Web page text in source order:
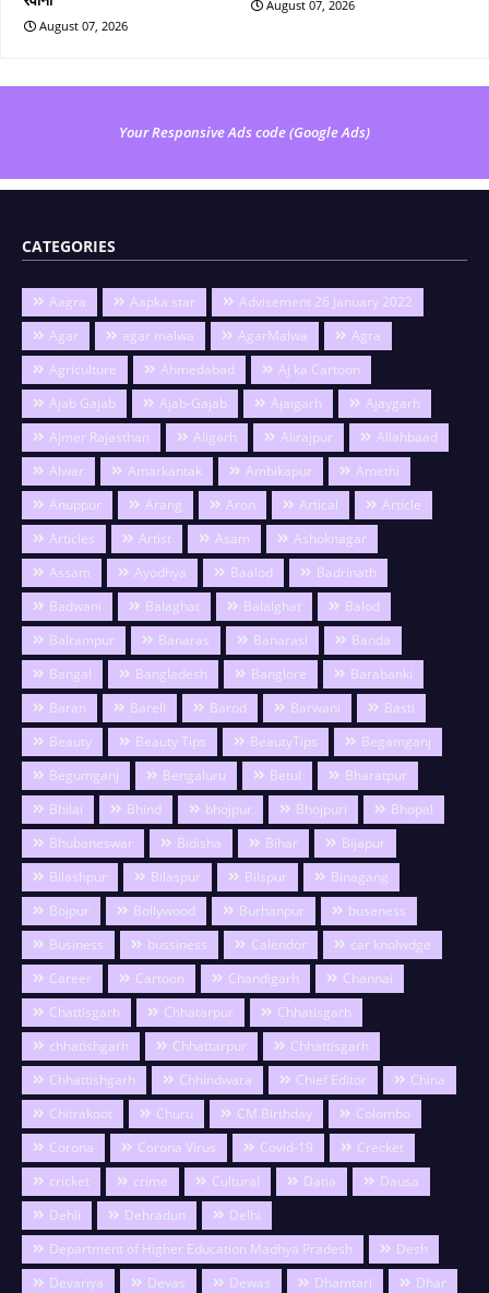
August 07, 2026
August 07, 2026
Your Responsive Ads code (Google Ads)
CATEGORIES
Aagra Aapka star
Advisement 26 January 2022
Agar
agar malwa AgarMalwa
Agra
Agriculture
Ahmedabad
Aj ka Cartoon
Ajab Gajab
Ajab-Gajab Ajaigarh
Ajaygarh
Ajmer Rajasthan
Aligarh Alirajpur
Allahbaad
Alwar
Amarkantak Ambikapur
Amethi
Anuppur
Arang Aron Artical
Article
Articles
Artist Asam
Ashoknagar
Assam
Ayodhya Baalod
Badrinath
Badwani
Balaghat Balalghat
Balod
Balrampur
Banaras Banarasi
Banda
Bangal
Bangladesh Banglore
Barabanki
Baran
Bareli Barod Barwani
Basti
Beauty
Beauty Tips BeautyTips
Begamganj
Begumganj
Bengaluru Betul
Bharatpur
Bhilai
Bhind bhojpur Bhojpuri
Bhopal
Bhubaneswar
Bidisha Bihar
Bijapur
Bilashpur
Bilaspur Bilspur
Binagang
Bojpur
Bollywood Burhanpur
buseness
Business
bussiness Calendor
car knolwdge
Career
Cartoon Chandigarh
Channai
Chattisgarh
Chhatarpur
Chhatisgarh
chhatishgarh
Chhattarpur
Chhattisgarh
Chhattishgarh
Chhindwara Chief Editor
China
Chitrakoot
Churu CM Birthday
Colombo
Corona
Corona Virus Covid-19
Crecket
cricket
crime Cultural Datia
Dausa
Dehli
Dehradun
Delhi
Department of Higher Education Madhya Pradesh
Desh
Devariya
Devas Dewas Dhamtari
Dhar